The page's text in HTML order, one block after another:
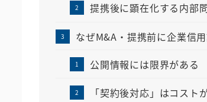
提携後に顕在化する内部
なぜM&A・提携前に企業信
公開情報には限界がある
「契約後対応」はコスト